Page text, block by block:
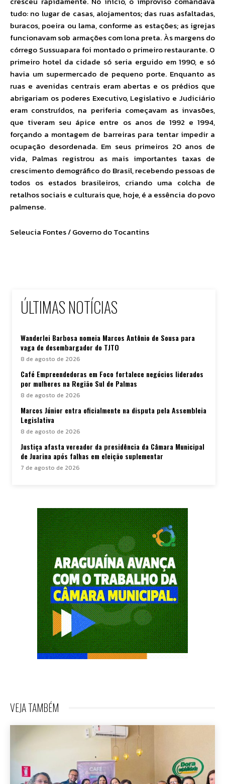
tudo: no lugar de casas, alojamentos; das ruas asfaltadas,
buracos, poeira ou lama, conforme as estações; as igrejas
funcionavam sob armações com lona preta. Às margens do
córrego Sussuapara foi montado o primeiro restaurante. O
primeiro hotel da cidade só seria erguido em 1990, e só
havia um supermercado de pequeno porte. Enquanto as
ruas e avenidas centrais eram abertas e os prédios que
abrigariam os poderes Executivo, Legislativo e Judiciário
eram construídos, na periferia começavam as invasões,
que tiveram seu ápice entre os anos de 1992 e 1994,
forçando a montagem de barreiras para tentar impedir a
ocupação desordenada. Em seus primeiros 20 anos de
vida, Palmas registrou as mais importantes taxas de
crescimento demográfico do Brasil, recebendo pessoas de
todos os estados brasileiros, criando uma colcha de
retalhos sociais e culturais que, hoje, é a essência do povo
palmense.
Seleucia Fontes / Governo do Tocantins
ÚLTIMAS NOTÍCIAS
Wanderlei Barbosa nomeia Marcos Antônio de Sousa para
vaga de desembargador do TJTO
8 de agosto de 2026
Café Empreendedoras em Foco fortalece negócios liderados
por mulheres na Região Sul de Palmas
8 de agosto de 2026
Marcos Júnior entra oficialmente na disputa pela Assembleia
Legislativa
8 de agosto de 2026
Justiça afasta vereador da presidência da Câmara Municipal
de Juarina após falhas em eleição suplementar
7 de agosto de 2026
VEJA TAMBÉM